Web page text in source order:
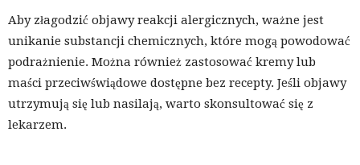
Aby złagodzić objawy reakcji alergicznych, ważne jest
unikanie substancji chemicznych, które mogą powodować
podrażnienie. Można również zastosować kremy lub
maści przeciwświądowe dostępne bez recepty. Jeśli objawy
utrzymują się lub nasilają, warto skonsultować się z
lekarzem.